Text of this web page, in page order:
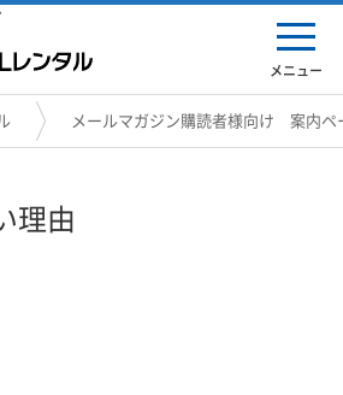
メニュー
メールマガジン購読者様向け 案内ペ
理由